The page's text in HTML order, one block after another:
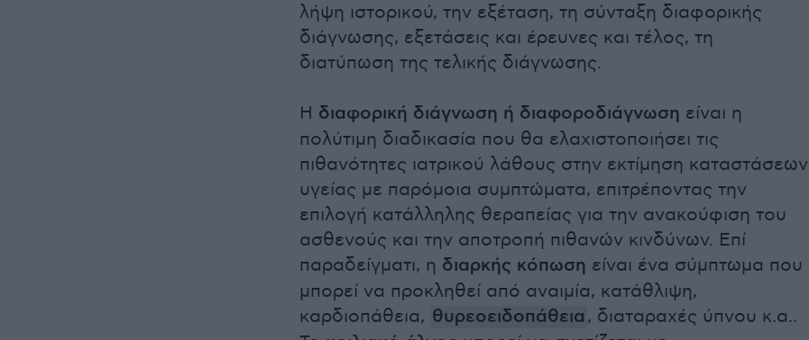
λήψη ιστορικού, την εξέταση, τη σύνταξη διαφορικής
διάγνωσης, εξετάσεις και έρευνες και τέλος, τη
διατύπωση της τελικής διάγνωσης.
Η διαφορική διάγνωση ή διαφοροδιάγνωση είναι η
πολύτιμη διαδικασία που θα ελαχιστοποιήσει τις
πιθανότητες ιατρικού λάθους στην εκτίμηση καταστάσεων
υγείας με παρόμοια συμπτώματα, επιτρέποντας την
επιλογή κατάλληλης θεραπείας για την ανακούφιση του
ασθενούς και την αποτροπή πιθανών κινδύνων. Επί
παραδείγματι, η διαρκής κόπωση είναι ένα σύμπτωμα που
μπορεί να προκληθεί από αναιμία, κατάθλιψη,
καρδιοπάθεια, θυρεοειδοπάθεια , διαταραχές ύπνου κ.α..